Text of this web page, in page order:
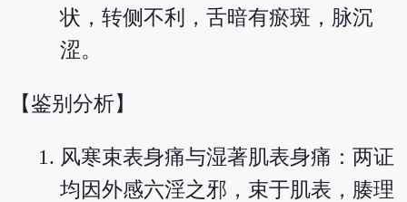
状，转侧不利，舌暗有瘀斑，脉沉
涩。
【鉴别分析】
风寒束表身痛与湿著肌表身痛：两证
均因外感六淫之邪，束于肌表，腠理